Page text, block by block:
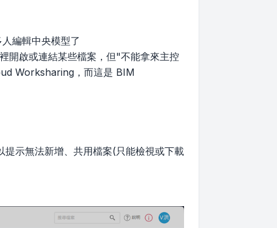
編輯中央模型了
開啟或連結某些檔案，但"不能拿來主控
Worksharing，而這是 BIM
示無法新增、共用檔案(只能檢視或下載